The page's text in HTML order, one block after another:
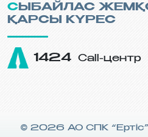
СЫБАЙЛАС ЖЕМҚОРЛЫҚҚА
ҚАРСЫ КҮРЕС
1424 Call-центр
© 2026 АО СПК